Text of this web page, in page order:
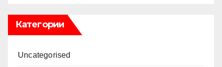
Категории
Uncategorised